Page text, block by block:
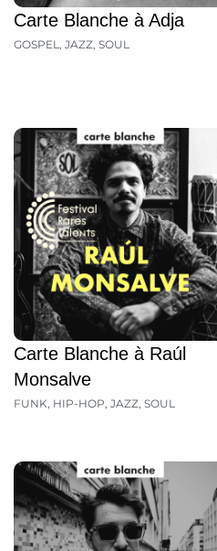
Carte Blanche à Adja
GOSPEL, JAZZ, SOUL
Carte Blanche à Raúl
Monsalve
FUNK HIP-HOP JAZZ SOUL